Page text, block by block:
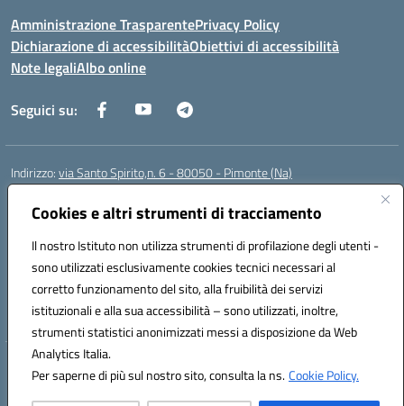
Cookies e altri strumenti di tracciamento
Il nostro Istituto non utilizza strumenti di profilazione degli utenti -
sono utilizzati esclusivamente cookies tecnici necessari al
corretto funzionamento del sito, alla fruibilità dei servizi
istituzionali e alla sua accessibilità – sono utilizzati, inoltre,
strumenti statistici anonimizzati messi a disposizione da Web
Analytics Italia.
Per saperne di più sul nostro sito, consulta la ns.Cookie Policy.
Amministrazione TrasparentePrivacy Policy
Dichiarazione di accessibilitàObiettivi di accessibilità
Note legaliAlbo online
Seguici su:
Indirizzo:via Santo Spirito,n. 6 - 80050 - Pimonte (Na)
Centralino:
Posta elettronica certificata (PEC):naic86400x@pec.istruzione.it
Codice fiscale: 82008870634
Codice meccanografico:NAIC86400X
Codice Indice delle Pubbliche Amministrazioni (IPA): ISTSC_NAIC86400X
Codice unico di fatturazione (CUF): UF5NKX
Hosting & Powered by 3D Solution S.r.l.
Concept & Design by Designers Italia